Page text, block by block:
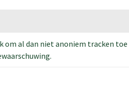
al dan niet anoniem tracken